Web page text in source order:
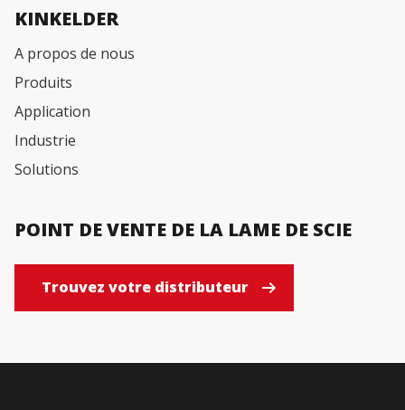
KINKELDER
A propos de nous
Produits
Application
Industrie
Solutions
POINT DE VENTE DE LA LAME DE SCIE
Trouvez votre distributeur